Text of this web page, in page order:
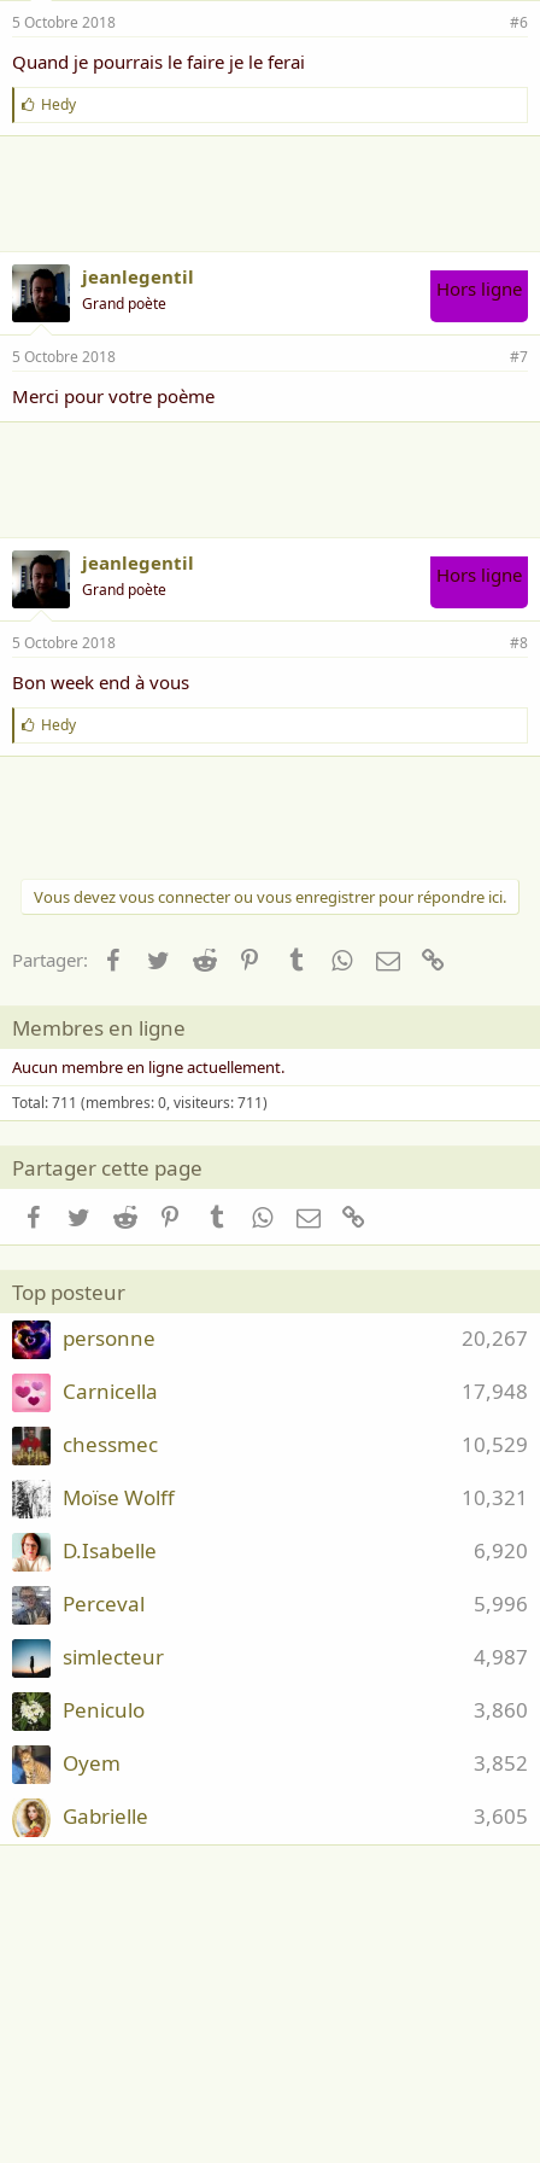
5 Octobre 2018 #6
Quand je pourrais le faire je le ferai
J
'
a
Hedy
jeanlegentil
Grand poète
Hors ligne
5 Octobre 2018 #7
Merci pour votre poème
jeanlegentil
Grand poète
Hors ligne
5 Octobre 2018 #8
Bon week end à vous
J
'
a
Hedy
Vous devez vous connecter ou vous enregistrer pour répondre ici.
Partager: Facebook
TwitterReddit PinterestTumblrWhatsApp
Email
Membres en ligne
Aucun membre en ligne actuellement.
Total: 711 (membres: 0, visiteurs: 711)
Partager cette page
Facebook
TwitterReddit PinterestTumblrWhatsApp
Email
Top posteur
20,267
personne
17,948
Carnicella
10,529
chessmec
10,321
Moïse Wolff
6,920
D.Isabelle
5,996
Perceval
4,987
simlecteur
3,860
Peniculo
3,852
Oyem
3,605
Gabrielle